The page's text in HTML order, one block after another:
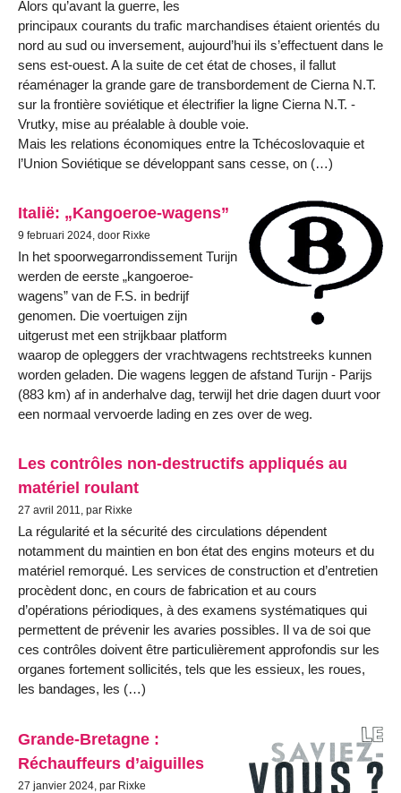
Alors qu’avant la guerre, les
principaux courants du trafic marchandises étaient orientés du
nord au sud ou inversement, aujourd’hui ils s’effectuent dans le
sens est-ouest. A la suite de cet état de choses, il fallut
réaménager la grande gare de transbordement de Cierna N.T.
sur la frontière soviétique et électrifier la ligne Cierna N.T. -
Vrutky, mise au préalable à double voie.
Mais les relations économiques entre la Tchécoslovaquie et
l’Union Soviétique se développant sans cesse, on (…)
Italië: „Kangoeroe-wagens”
9 februari 2024, door Rixke
In het spoorwegarrondissement Turijn
werden de eerste „kangoeroe-
wagens” van de F.S. in bedrijf
genomen. Die voertuigen zijn
uitgerust met een strijkbaar platform
waarop de opleggers der vrachtwagens rechtstreeks kunnen
worden geladen. Die wagens leggen de afstand Turijn - Parijs
(883 km) af in anderhalve dag, terwijl het drie dagen duurt voor
een normaal vervoerde lading en zes over de weg.
Les contrôles non-destructifs appliqués au
matériel roulant
27 avril 2011, par Rixke
La régularité et la sécurité des circulations dépendent
notamment du maintien en bon état des engins moteurs et du
matériel remorqué. Les services de construction et d’entretien
procèdent donc, en cours de fabrication et au cours
d’opérations périodiques, à des examens systématiques qui
permettent de prévenir les avaries possibles. Il va de soi que
ces contrôles doivent être particulièrement approfondis sur les
organes fortement sollicités, tels que les essieux, les roues,
les bandages, les (…)
Grande-Bretagne :
Réchauffeurs d’aiguilles
27 janvier 2024, par Rixke